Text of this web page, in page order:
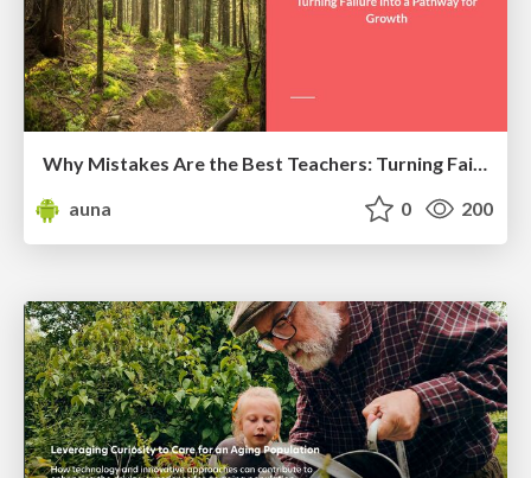
Why Mistakes Are the Best Teachers: Turning Failure into a Pathway for Growth
auna
0 200